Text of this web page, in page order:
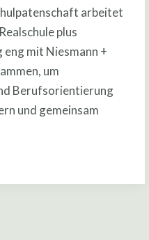
arbeitet
plus
mit Niesmann +
um
Berufsorientierung
und gemeinsam